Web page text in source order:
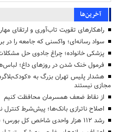
آخرین‌ها
راهکارهای تقویت تاب‌آوری و ارتقای
سواد رسانه‌ای؛ واکسنی که جامعه را در
پزشکی خانواده؛ چراغ جادوی حل
فرمول خنک شدن در روزهای داغ؛
هشدار پلیس تهران بزرگ به
مجازی نیستند
از نقاط ضعف همسرمان محافظت کنیم
اصلاح ناترازی بانک‌ها؛ پیش‌شرط کنترل
رشد ۱۱۲ هزار واحدی شاخص کل بورس؛ فتح قله ۵.۵ میلیون واحدی